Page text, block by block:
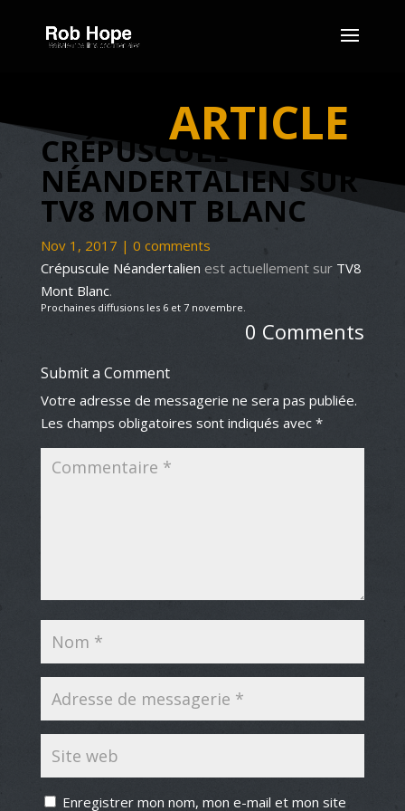
ARTICLE
CRÉPUSCULE
NÉANDERTALIEN SUR
TV8 MONT BLANC
Nov 1, 2017 | 0 comments
Crépuscule Néandertalien est actuellement sur TV8
Mont Blanc.
Prochaines diffusions les 6 et 7 novembre.
0 Comments
Submit a Comment
Votre adresse de messagerie ne sera pas publiée.
Les champs obligatoires sont indiqués avec *
Enregistrer mon nom, mon e-mail et mon site